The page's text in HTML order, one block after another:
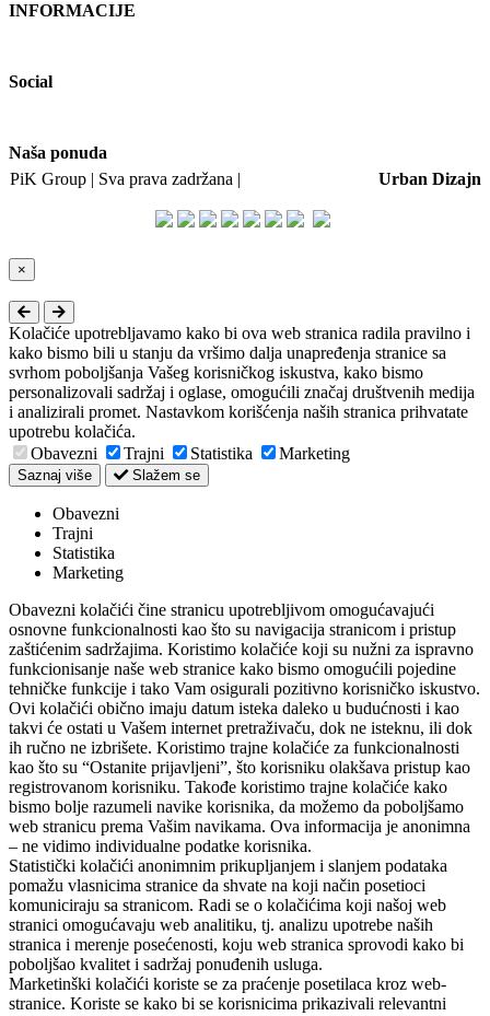
INFORMACIJE
Social
Naša ponuda
PiK Group | Sva prava zadržana |
Urban Dizajn
×
Kolačiće upotrebljavamo kako bi ova web stranica radila pravilno i
kako bismo bili u stanju da vršimo dalja unapređenja stranice sa
svrhom poboljšanja Vašeg korisničkog iskustva, kako bismo
personalizovali sadržaj i oglase, omogućili značaj društvenih medija
i analizirali promet. Nastavkom korišćenja naših stranica prihvatate
upotrebu kolačića.
Obavezni
Trajni Statistika Marketing
Saznaj više Slažem se
Obavezni
Trajni
Statistika
Marketing
Obavezni kolačići čine stranicu upotrebljivom omogućavajući
osnovne funkcionalnosti kao što su navigacija stranicom i pristup
zaštićenim sadržajima. Koristimo kolačiće koji su nužni za ispravno
funkcionisanje naše web stranice kako bismo omogućili pojedine
tehničke funkcije i tako Vam osigurali pozitivno korisničko iskustvo.
Ovi kolačići obično imaju datum isteka daleko u budućnosti i kao
takvi će ostati u Vašem internet pretraživaču, dok ne isteknu, ili dok
ih ručno ne izbrišete. Koristimo trajne kolačiće za funkcionalnosti
kao što su “Ostanite prijavljeni”, što korisniku olakšava pristup kao
registrovanom korisniku. Takođe koristimo trajne kolačiće kako
bismo bolje razumeli navike korisnika, da možemo da poboljšamo
web stranicu prema Vašim navikama. Ova informacija je anonimna
– ne vidimo individualne podatke korisnika.
Statistički kolačići anonimnim prikupljanjem i slanjem podataka
pomažu vlasnicima stranice da shvate na koji način posetioci
komuniciraju sa stranicom. Radi se o kolačićima koji našoj web
stranici omogućavaju web analitiku, tj. analizu upotrebe naših
stranica i merenje posećenosti, koju web stranica sprovodi kako bi
poboljšao kvalitet i sadržaj ponuđenih usluga.
Marketinški kolačići koriste se za praćenje posetilaca kroz web-
stranice. Koriste se kako bi se korisnicima prikazivali relevantni